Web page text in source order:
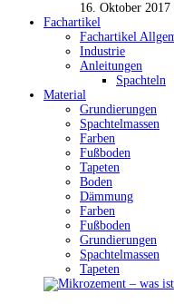
16. Oktober 2017
Fachartikel
Fachartikel
Industrie
Anleitungen
Spachteln
Material
Grundierungen
Spachtelmassen
Farben
Fußboden
Tapeten
Boden
Dämmung
Farben
Fußboden
Grundierungen
Spachtelmassen
Tapeten